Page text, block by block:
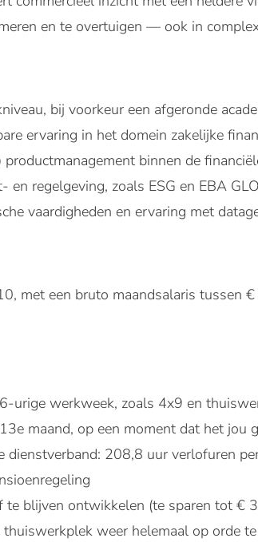
en te overtuigen — ook in
bij voorkeur een afgeronde
ervaring in het domein zakelijke
productmanagement binnen de
en regelgeving, zoals ESG en EBA
vaardigheden en ervaring met
met een bruto maandsalaris
urige werkweek, zoals 4x9 en
maand, op een moment dat het jou
dienstverband: 208,8 uur verlofuren
te blijven ontwikkelen (te sparen tot €
weer helemaal op orde